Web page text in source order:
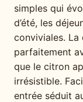
simples qui
d’été, les
conviviales. La
parfaitement
que le citron
irrésistible.
entrée séduit